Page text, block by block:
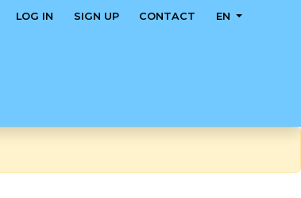
LOG IN SIGN UP CONTACT EN